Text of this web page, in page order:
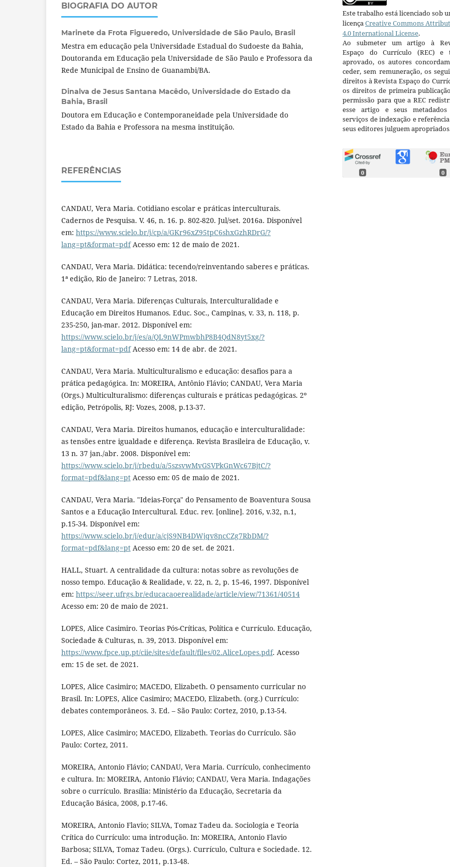
BIOGRAFIA DO AUTOR
Marinete da Frota Figueredo, Universidade de São Paulo, Brasil
Mestra em educação pela Universidade Estadual do Sudoeste da Bahia,
Doutoranda em Educação pela Universidade de São Paulo e Professora da
Rede Municipal de Ensino de Guanambi/BA.
Dinalva de Jesus Santana Macêdo, Universidade do Estado da
Bahia, Brasil
Doutora em Educação e Contemporaneidade pela Universidade do
Estado da Bahia e Professora na mesma instituição.
REFERÊNCIAS
CANDAU, Vera Maria. Cotidiano escolar e práticas interculturais.
Cadernos de Pesquisa. V. 46, n. 16. p. 802-820. Jul/set. 2016a. Disponível
em: https://www.scielo.br/j/cp/a/GKr96xZ95tpC6shxGzhRDrG/?
lang=pt&format=pdfAcesso em: 12 de maio de 2021.
CANDAU, Vera Maria. Didática: tecendo/reinventando saberes e práticas.
1ª edição, Rio de Janeiro: 7 Letras, 2018.
CANDAU, Vera Maria. Diferenças Culturais, Interculturalidade e
Educação em Direitos Humanos. Educ. Soc., Campinas, v. 33, n. 118, p.
235-250, jan-mar. 2012. Disponível em:
https://www.scielo.br/j/es/a/QL9nWPmwbhP8B4QdN8yt5xg/?
lang=pt&format=pdfAcesso em: 14 de abr. de 2021.
CANDAU, Vera Maria. Multiculturalismo e educação: desafios para a
prática pedagógica. In: MOREIRA, Antônio Flávio; CANDAU, Vera Maria
(Orgs.) Multiculturalismo: diferenças culturais e práticas pedagógicas. 2º
edição, Petrópolis, RJ: Vozes, 2008, p.13-37.
CANDAU, Vera Maria. Direitos humanos, educação e interculturalidade:
as tensões entre igualdade e diferença. Revista Brasileira de Educação, v.
13 n. 37 jan./abr. 2008. Disponível em:
https://www.scielo.br/j/rbedu/a/5szsvwMvGSVPkGnWc67BjtC/?
format=pdf&lang=pt Acesso em: 05 de maio de 2021.
CANDAU, Vera Maria. "Ideias-Força" do Pensamento de Boaventura Sousa
Santos e a Educação Intercultural. Educ. rev. [online]. 2016, v.32, n.1,
p.15-34. Disponível em:
https://www.scielo.br/j/edur/a/cjS9NB4DWjqv8ncCZg7RbDM/?
format=pdf&lang=pt Acesso em: 20 de set. de 2021.
HALL, Stuart. A centralidade da cultura: notas sobre as revoluções de
nosso tempo. Educação & Realidade, v. 22, n. 2, p. 15-46, 1997. Disponível
em: https://seer.ufrgs.br/educacaoerealidade/article/view/71361/40514
Acesso em: 20 de maio de 2021.
LOPES, Alice Casimiro. Teorias Pós-Críticas, Política e Currículo. Educação,
Sociedade & Culturas, n. 39, 2013. Disponível em:
https://www.fpce.up.pt/ciie/sites/default/files/02.AliceLopes.pdf. Acesso
em: 15 de set. de 2021.
LOPES, Alice Casimiro; MACEDO, Elizabeth. O pensamento curricular no
Brasil. In: LOPES, Alice Casimiro; MACEDO, Elizabeth. (org.) Currículo:
debates contemporâneos. 3. Ed. – São Paulo: Cortez, 2010, p.13-54.
LOPES, Alice Casimiro; MACEDO, Elizabeth. Teorias do Currículo. São
Paulo: Cortez, 2011.
MOREIRA, Antonio Flávio; CANDAU, Vera Maria. Currículo, conhecimento
e cultura. In: MOREIRA, Antonio Flávio; CANDAU, Vera Maria. Indagações
sobre o currículo. Brasília: Ministério da Educação, Secretaria da
Educação Básica, 2008, p.17-46.
MOREIRA, Antonio Flavio; SILVA, Tomaz Tadeu da. Sociologia e Teoria
Crítica do Currículo: uma introdução. In: MOREIRA, Antonio Flavio
Barbosa; SILVA, Tomaz Tadeu. (Orgs.). Currículo, Cultura e Sociedade. 12.
Ed. – São Paulo: Cortez, 2011, p.13-48.
Este trabalho está licenciado sob
licençaCreative Commons
4.0 International License.
Ao submeter um artigo à
Espaço do Currículo (REC) e
aprovado, os autores
ceder, sem remuneração, os
direitos à Revista Espaço do
os direitos de primeira
permissão para que a REC
esse artigo e seus metadados
serviços de indexação e
seus editores julguem
0 0